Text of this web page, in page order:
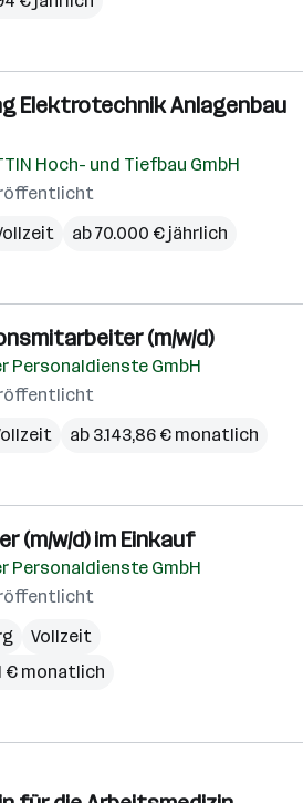
Elektrotechnik Anlagenbau
Hoch- und Tiefbau GmbH
ab 70.000 € jährlich
(m/w/d)
Personaldienste GmbH
ab 3.143,86 € monatlich
(m/w/d) im Einkauf
Personaldienste GmbH
Vollzeit
€ monatlich